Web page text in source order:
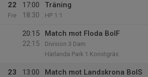
22
Fre
17:00
18:30
Träning
HP 1:1
20:15
22:15
Match mot Floda BoIF
Division 3 Dam
Härlanda Park 1 Konstgräs
23
13:00
Match mot Landskrona BoIS